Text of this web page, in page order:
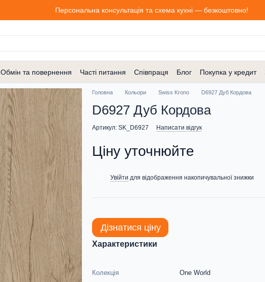
Персональна консультація та схема кухні — безкоштовно!
Обмін та повернення Часті питання Співпраця Блог Покупка у кредит
Головна Кольори Swiss Krono D6927 Дуб Кордова
D6927 Дуб Кордова
Артикул: SK_D6927 Написати відгук
Ціну уточнюйте
Увійти для відображення накопичувальної знижки
Дізнатися ціну
Характеристики
Колекція
One World